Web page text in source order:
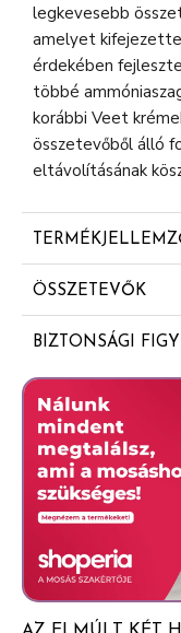
legkevesebb
amelyet
érdekében
többé
korábbi Veet
összetevőből álló
eltávolításának
ÖSSZETEVŐK
Aqua
Paraffinum
Potassium
Thioglycolate
Calcium
Talc
Glycerin
BIZTONSÁGI
az összes
összesen 10
hónalj és a
a fej- és arcbőrön,
nemi szervek,
- Ne használja
anyajegyen,
leégett bőrön,
reakciója volt a